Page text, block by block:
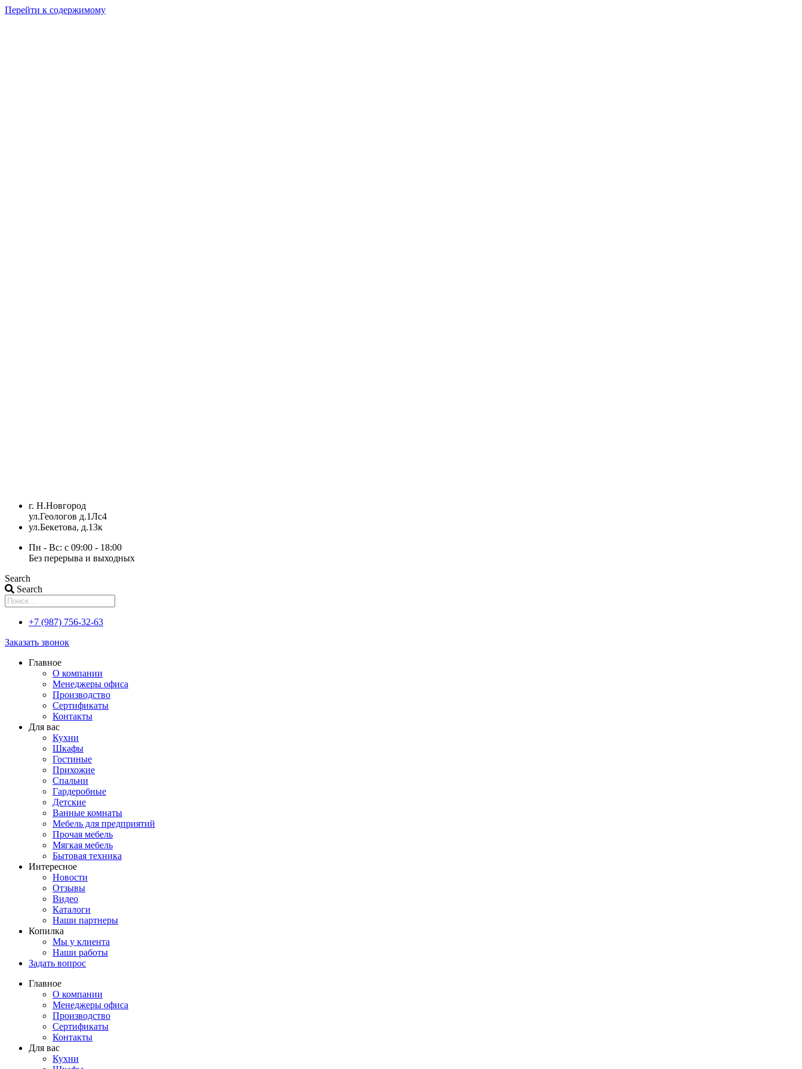
Перейти к содержимому
г. Н.Новгород
ул.Геологов д.1Лс4
ул.Бекетова, д.13к
Пн - Вс: с 09:00 - 18:00
Без перерыва и выходных
Search
Search
+7 (987) 756-32-63
Заказать звонок
Главное
О компании
Менеджеры офиса
Производство
Сертификаты
Контакты
Для вас
Кухни
Шкафы
Гостиные
Прихожие
Спальни
Гардеробные
Детские
Ванные комнаты
Мебель для предприятий
Прочая мебель
Мягкая мебель
Бытовая техника
Интересное
Новости
Отзывы
Видео
Каталоги
Наши партнеры
Копилка
Мы у клиента
Наши работы
Задать вопрос
Главное
О компании
Менеджеры офиса
Производство
Сертификаты
Контакты
Для вас
Кухни